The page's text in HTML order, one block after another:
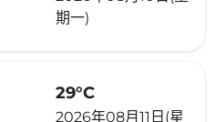
期一)
29°C
2026年08月11日(星